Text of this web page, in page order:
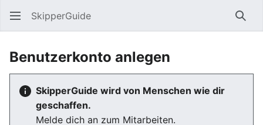
SkipperGuide
Benutzerkonto anlegen
SkipperGuide wird von Menschen wie dir
geschaffen.
Melde dich an zum Mitarbeiten.